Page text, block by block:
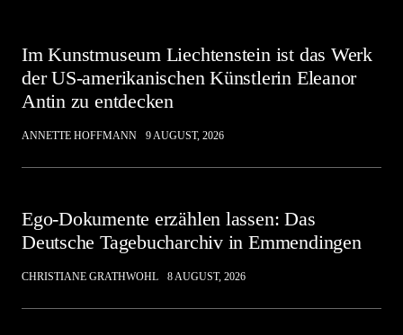
Im Kunstmuseum Liechtenstein ist das Werk
der US-amerikanischen Künstlerin Eleanor
Antin zu entdecken
ANNETTE HOFFMANN 9 AUGUST, 2026
Ego-Dokumente erzählen lassen: Das
Deutsche Tagebucharchiv in Emmendingen
CHRISTIANE GRATHWOHL 8 AUGUST, 2026